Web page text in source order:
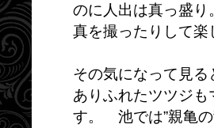
のに人出は真っ盛
真を撮ったりして楽
その気になって見
ありふれたツツジ
す。 池では”親亀の